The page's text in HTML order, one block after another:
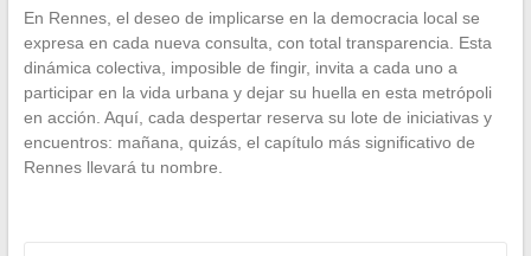
En Rennes, el deseo de implicarse en la democracia local se
expresa en cada nueva consulta, con total transparencia. Esta
dinámica colectiva, imposible de fingir, invita a cada uno a
participar en la vida urbana y dejar su huella en esta metrópoli
en acción. Aquí, cada despertar reserva su lote de iniciativas y
encuentros: mañana, quizás, el capítulo más significativo de
Rennes llevará tu nombre.